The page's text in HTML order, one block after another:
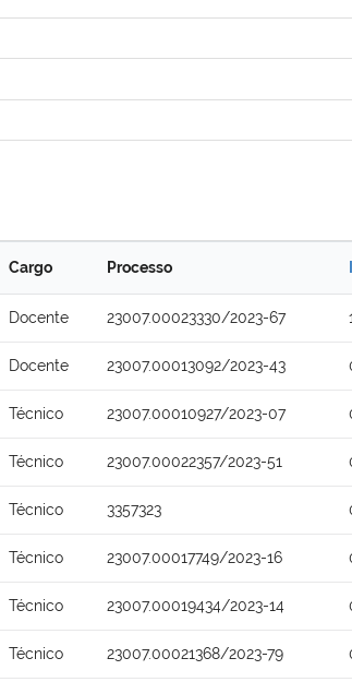
Cargo Processo
Docente 23007.00023330/2023-67
Docente 23007.00013092/2023-43
Técnico 23007.00010927/2023-07
Técnico 23007.00022357/2023-51
Técnico 3357323
Técnico 23007.00017749/2023-16
Técnico 23007.00019434/2023-14
Técnico 23007.00021368/2023-79